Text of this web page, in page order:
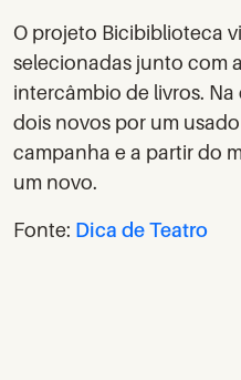
O projeto Bicibiblioteca
selecionadas junto com
intercâmbio de livros.
dois novos por um
campanha e a partir do
um novo.
Fonte: Dica de Teatro